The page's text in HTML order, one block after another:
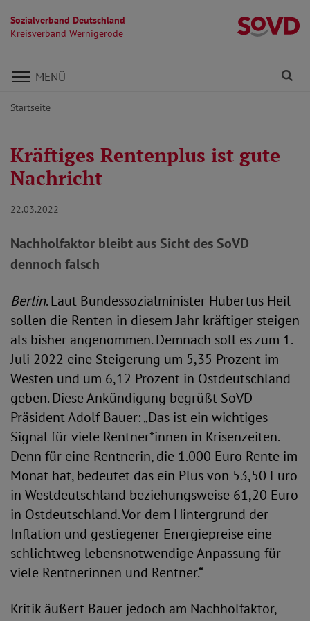
Sozialverband Deutschland
Kreisverband Wernigerode
Direkt zu den Inhalten springen
MENÜ
Startseite
Kräftiges Rentenplus ist gute
Nachricht
22.03.2022
Nachholfaktor bleibt aus Sicht des SoVD
dennoch falsch
Berlin. Laut Bundessozialminister Hubertus Heil
sollen die Renten in diesem Jahr kräftiger steigen
als bisher angenommen. Demnach soll es zum 1.
Juli 2022 eine Steigerung um 5,35 Prozent im
Westen und um 6,12 Prozent in Ostdeutschland
geben. Diese Ankündigung begrüßt SoVD-
Präsident Adolf Bauer: „Das ist ein wichtiges
Signal für viele Rentner*innen in Krisenzeiten.
Denn für eine Rentnerin, die 1.000 Euro Rente im
Monat hat, bedeutet das ein Plus von 53,50 Euro
in Westdeutschland beziehungsweise 61,20 Euro
in Ostdeutschland. Vor dem Hintergrund der
Inflation und gestiegener Energiepreise eine
schlichtweg lebensnotwendige Anpassung für
viele Rentnerinnen und Rentner.“
Kritik äußert Bauer jedoch am Nachholfaktor,